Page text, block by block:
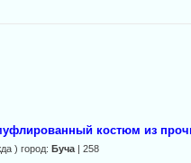
костюм из
) город:Буча | 258